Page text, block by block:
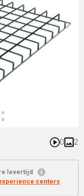
0 2
levertijd
centers